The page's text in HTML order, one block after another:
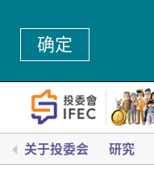
确定
关于投委会 研究